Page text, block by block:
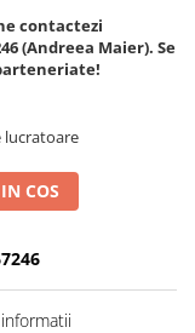
contactezi
(Andreea Maier). Se
lucratoare
COS